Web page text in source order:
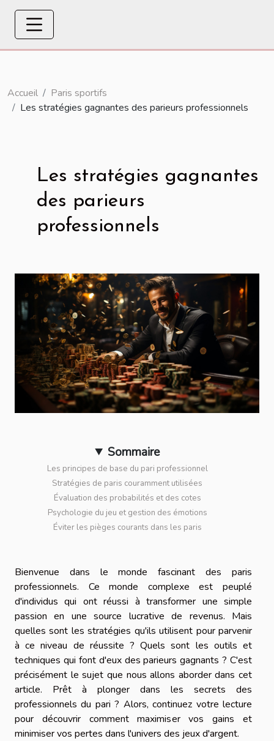
Accueil
Paris sportifs
Les stratégies gagnantes des parieurs professionnels
Les stratégies gagnantes
des parieurs
professionnels
Sommaire
Les principes de base du pari professionnel
Stratégies de paris couramment utilisées
Évaluation des probabilités et des cotes
Psychologie du jeu et gestion des émotions
Éviter les pièges courants dans les paris
Bienvenue dans le monde fascinant des paris
professionnels. Ce monde complexe est peuplé
d'individus qui ont réussi à transformer une simple
passion en une source lucrative de revenus. Mais
quelles sont les stratégies qu'ils utilisent pour parvenir
à ce niveau de réussite ? Quels sont les outils et
techniques qui font d'eux des parieurs gagnants ? C'est
précisément le sujet que nous allons aborder dans cet
article. Prêt à plonger dans les secrets des
professionnels du pari ? Alors, continuez votre lecture
pour découvrir comment maximiser vos gains et
minimiser vos pertes dans l'univers des jeux d'argent.